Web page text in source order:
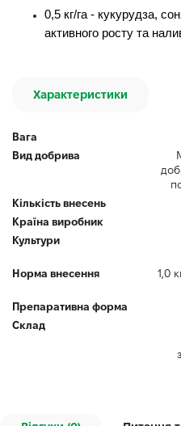
0,5 кг/га - кукурудза,
активного росту та
Характеристики
Вага
Вид добрива
Кількість внесень
Країна виробник
Культури
Норма внесення
1,0
Препаративна форма
Склад